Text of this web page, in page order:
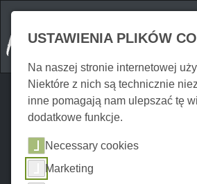
USTAWIENIA PLIKÓW
Na naszej stronie internetowej
Niektóre z nich są technicznie
inne pomagają nam ulepszać tę
dodatkowe funkcje.
Necessary cookies
Marketing